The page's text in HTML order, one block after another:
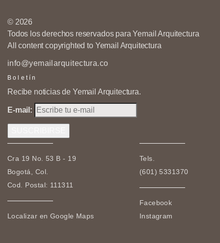
© 2026
Todos los derechos reservados para Yemail Arquitectura
All content copyrighted to Yemail Arquitectura
info@yemailarquitectura.co
Boletín
Recibe noticias de Yemail Arquitectura.
E-mail:
Cra 19 No. 53 B - 19
Bogotá, Col.
Cod. Postal: 111311
Localizar en Google Maps
Tels.
(601) 5331370
Facebook
Instagram